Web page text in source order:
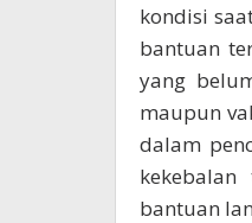
kondisi
bantuan
yang
maupun
dalam
bantuan